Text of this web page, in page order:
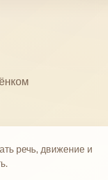
речь, движение и